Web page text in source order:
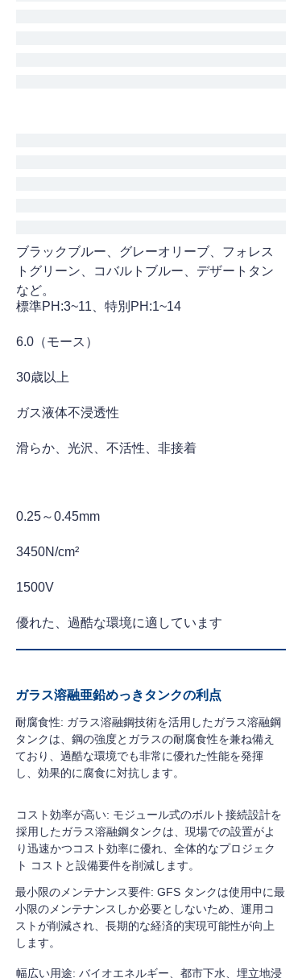
ブラックブルー、グレーオリーブ、フォレス
トグリーン、コバルトブルー、デザートタン
など。
0.25～0.45mm
標準PH:3~11、特別PH:1~14
3450N/cm²
6.0（モース）
30歳以上
1500V
ガス液体不浸透性
滑らか、光沢、不活性、非接着
優れた、過酷な環境に適しています
ガラス溶融亜鉛めっきタンクの利点
耐腐食性: ガラス溶融鋼技術を活用したガラス溶融鋼
タンクは、鋼の強度とガラスの耐腐食性を兼ね備え
ており、過酷な環境でも非常に優れた性能を発揮
し、効果的に腐食に対抗します。
コスト効率が高い: モジュール式のボルト接続設計を
採用したガラス溶融鋼タンクは、現場での設置がよ
り迅速かつコスト効率に優れ、全体的なプロジェク
ト コストと設備要件を削減します。
最小限のメンテナンス要件: GFS タンクは使用中に最
小限のメンテナンスしか必要としないため、運用コ
ストが削減され、長期的な経済的実現可能性が向上
します。
幅広い用途: バイオエネルギー、都市下水、埋立地浸